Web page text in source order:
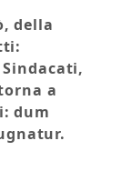
della
a
dum